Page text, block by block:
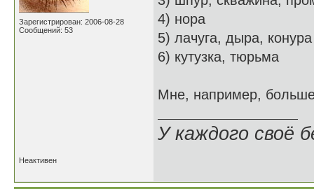
Зарегистрирован: 2006-08-28
Сообщений: 53
4) нора
5) лачуга, дыра, конура
6) кутузка, тюрьма
Мне, например,
У каждого своё
Неактивен